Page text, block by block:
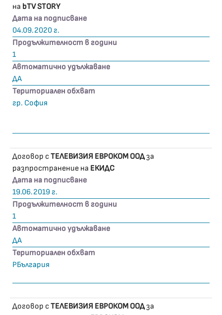
на bTV STORY
Дата на подписване
04.09.2020 г.
Продължителност в години
1
Автоматично удължаване
ДА
Териториален обхват
гр. София
Договор сТЕЛЕВИЗИЯ ЕВРОКОМ ООДза
разпространение на ЕКИДС
Дата на подписване
19.06.2019 г.
Продължителност в години
1
Автоматично удължаване
ДА
Териториален обхват
РБългария
Договор сТЕЛЕВИЗИЯ ЕВРОКОМ ООДза